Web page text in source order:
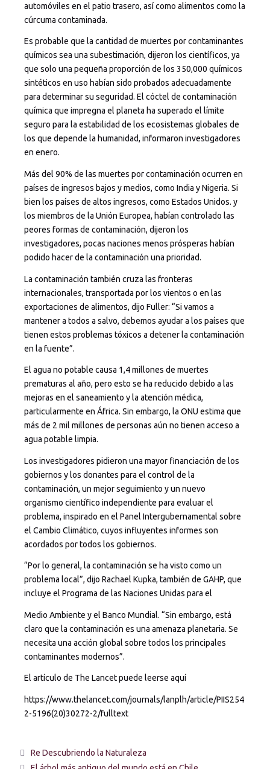
automóviles en el patio trasero, así como alimentos como la
cúrcuma contaminada.
Es probable que la cantidad de muertes por contaminantes
químicos sea una subestimación, dijeron los científicos, ya
que solo una pequeña proporción de los 350,000 químicos
sintéticos en uso habían sido probados adecuadamente
para determinar su seguridad. El cóctel de contaminación
química que impregna el planeta ha superado el límite
seguro para la estabilidad de los ecosistemas globales de
los que depende la humanidad, informaron investigadores
en enero.
Más del 90% de las muertes por contaminación ocurren en
países de ingresos bajos y medios, como India y Nigeria. Si
bien los países de altos ingresos, como Estados Unidos. y
los miembros de la Unión Europea, habían controlado las
peores formas de contaminación, dijeron los
investigadores, pocas naciones menos prósperas habían
podido hacer de la contaminación una prioridad.
La contaminación también cruza las fronteras
internacionales, transportada por los vientos o en las
exportaciones de alimentos, dijo Fuller: “Si vamos a
mantener a todos a salvo, debemos ayudar a los países que
tienen estos problemas tóxicos a detener la contaminación
en la fuente”.
El agua no potable causa 1,4 millones de muertes
prematuras al año, pero esto se ha reducido debido a las
mejoras en el saneamiento y la atención médica,
particularmente en África. Sin embargo, la ONU estima que
más de 2 mil millones de personas aún no tienen acceso a
agua potable limpia.
Los investigadores pidieron una mayor financiación de los
gobiernos y los donantes para el control de la
contaminación, un mejor seguimiento y un nuevo
organismo científico independiente para evaluar el
problema, inspirado en el Panel Intergubernamental sobre
el Cambio Climático, cuyos influyentes informes son
acordados por todos los gobiernos.
“Por lo general, la contaminación se ha visto como un
problema local”, dijo Rachael Kupka, también de GAHP, que
incluye el Programa de las Naciones Unidas para el
Medio Ambiente y el Banco Mundial. “Sin embargo, está
claro que la contaminación es una amenaza planetaria. Se
necesita una acción global sobre todos los principales
contaminantes modernos”.
El artículo de The Lancet puede leerse aquí
https://www.thelancet.com/journals/lanplh/article/PIIS254
2-5196(20)30272-2/fulltext
Re Descubriendo la Naturaleza